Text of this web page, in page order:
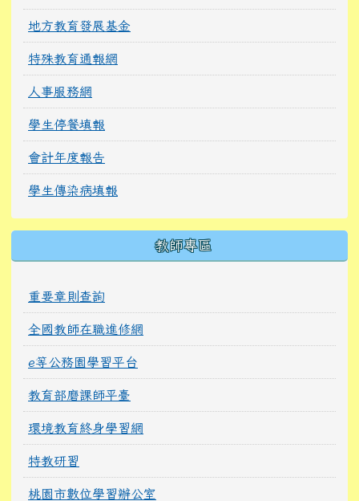
地方教育發展基金
特殊教育通報網
人事服務網
學生停餐填報
會計年度報告
學生傳染病填報
教師專區
重要章則查詢
全國教師在職進修網
e等公務園學習平台
教育部磨課師平臺
環境教育終身學習網
特教研習
桃園市數位學習辦公室